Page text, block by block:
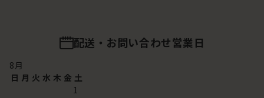
配送・お問い合わせ営業日
8月
日 月 火 水 木 金 土
1